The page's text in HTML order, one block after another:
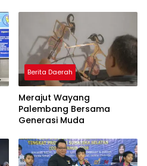
Model Pembelajaran
Nagham Al-Qur’an di UMM
Berita Daerah
Merajut Wayang
Palembang Bersama
Generasi Muda